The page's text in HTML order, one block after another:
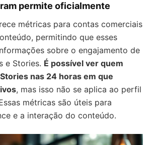
permite oficialmente
métricas para contas comerciais
permitindo que esses
sobre o engajamento de
e Stories. É possível ver quem
nas 24 horas em que
, mas isso não se aplica ao perfil
métricas são úteis para
e a interação do conteúdo.